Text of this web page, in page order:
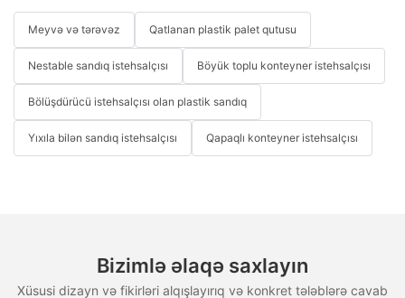
Meyvə və tərəvəz Qatlanan plastik palet qutusu
Nestable sandıq istehsalçısı Böyük toplu konteyner istehsalçısı
Bölüşdürücü istehsalçısı olan plastik sandıq
Yıxıla bilən sandıq istehsalçısı Qapaqlı konteyner istehsalçısı
Bizimlə əlaqə saxlayın
Xüsusi dizayn və fikirləri alqışlayırıq və konkret tələblərə cavab